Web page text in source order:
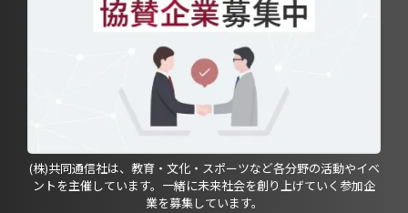
(株)共同通信社は、教育・文化・スポーツなど各分野の活動やイベ
ントを主催しています。一緒に未来社会を創り上げていく参加企
業を募集しています。